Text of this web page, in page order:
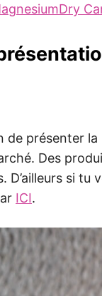
de présenter
Des
D’ailleurs si
ICI.